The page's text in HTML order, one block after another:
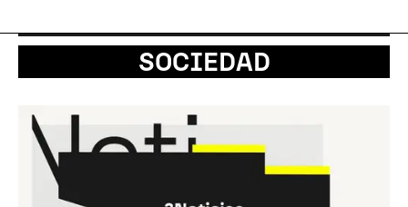
SOCIEDAD